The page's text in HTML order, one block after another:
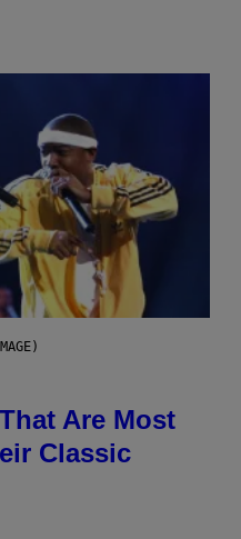
Are Most
Classic